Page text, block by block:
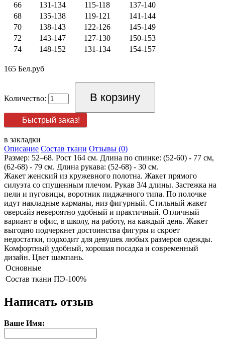
66
131-134 115-118
137-140
68
135-138 119-121
141-144
70
138-143 122-126
145-149
72
143-147 127-130
150-153
74
148-152 131-134 154-157
165 Бел.руб
Количество:
Быстрый заказ!
в закладки
Описание Состав ткани Отзывы (0)
Размер: 52–68. Рост 164 см. Длина по спинке: (52-60) - 77 см,
(62-68) - 79 см. Длина рукава: (52-68) - 30 см.
Жакет женский из кружевного полотна. Жакет прямого
силуэта со спущенным плечом. Рукав 3/4 длины. Застежка на
пели и пуговицы, воротник пиджачного типа. По полочке
идут накладные карманы, низ фигурный. Стильный жакет
оверсайз невероятно удобный и практичный. Отличный
вариант в офис, в школу, на работу, на каждый день. Жакет
выгодно подчеркнет достоинства фигуры и скроет
недостатки, подходит для девушек любых размеров одежды.
Комфортный удобный, хорошая посадка и современный
дизайн. Цвет шампань.
Основные
Состав ткани ПЭ-100%
Написать отзыв
Ваше Имя: